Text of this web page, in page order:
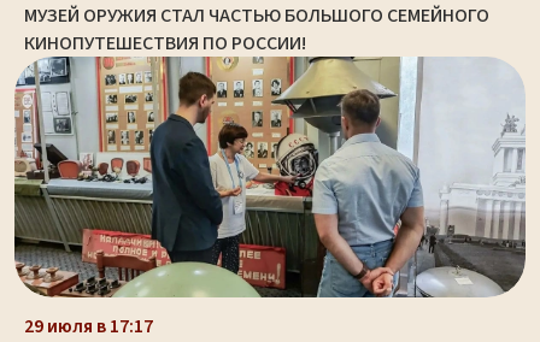
МУЗЕЙ ОРУЖИЯ СТАЛ ЧАСТЬЮ БОЛЬШОГО СЕМЕЙНОГО
КИНОПУТЕШЕСТВИЯ ПО РОССИИ!
29 июля в 17:17